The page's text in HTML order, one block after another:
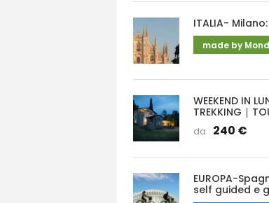
ITALIA-
made by
WEEKEND IN
TREKKING ∣
da 240 €
EUROPA-
self guided e